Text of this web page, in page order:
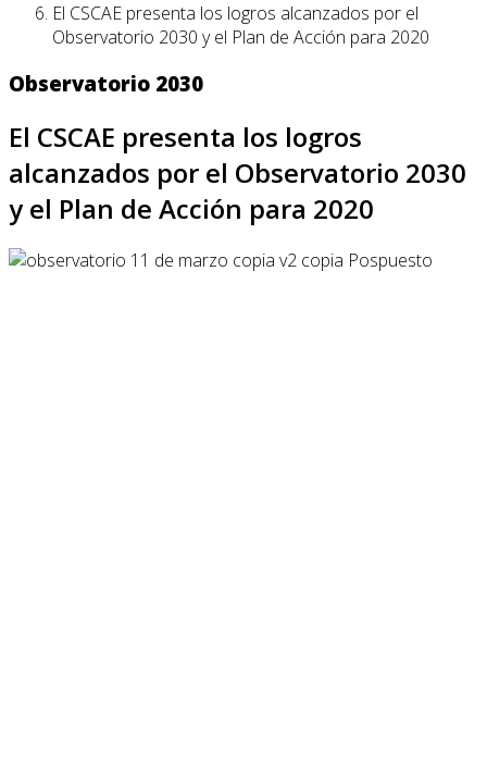
El CSCAE presenta los logros alcanzados por el
Observatorio 2030 y el Plan de Acción para 2020
Observatorio 2030
El CSCAE presenta los logros
alcanzados por el Observatorio 2030
y el Plan de Acción para 2020